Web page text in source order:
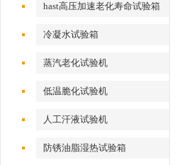
hast高压加速老化寿命试验箱
冷凝水试验箱
蒸汽老化试验机
低温脆化试验机
人工汗液试验机
防锈油脂湿热试验箱